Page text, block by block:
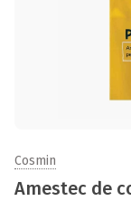
Cosmin
Amestec de